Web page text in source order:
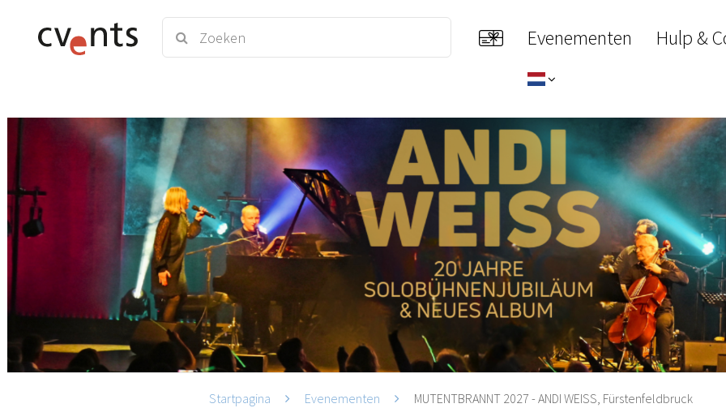
Evenementen Hulp &
Startpagina Evenementen MUTENTBRANNT 2027 - ANDI WEISS, Fürstenfeldbruck